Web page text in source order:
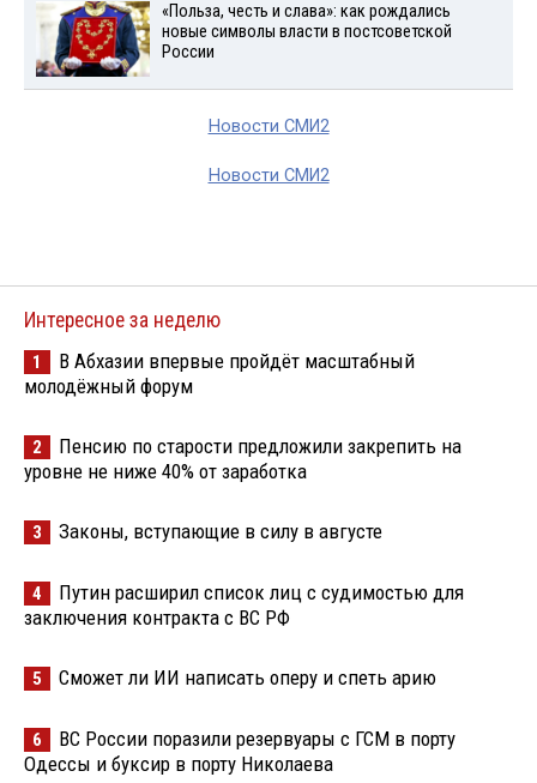
«Польза, честь и слава»: как рождались
новые символы власти в постсоветской
России
Новости СМИ2
Новости СМИ2
Интересное за неделю
1
В Абхазии впервые пройдёт масштабный
молодёжный форум
2
Пенсию по старости предложили закрепить на
уровне не ниже 40% от заработка
3 Законы, вступающие в силу в августе
4
Путин расширил список лиц с судимостью для
заключения контракта с ВС РФ
5 Сможет ли ИИ написать оперу и спеть арию
6
ВС России поразили резервуары с ГСМ в порту
Одессы и буксир в порту Николаева